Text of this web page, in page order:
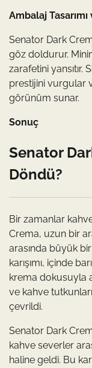
Ambalaj
Senator Dark
göz doldurur.
zarafetini yansıtır.
prestijini vurgular
görünüm sunar.
Sonuç
Senator
Döndü?
Bir zamanlar
Crema, uzun bir
arasında büyük
karışımı, içinde
krema dokusuyla
ve kahve
çevrildi.
Senator Dark
kahve severler
haline geldi. Bu